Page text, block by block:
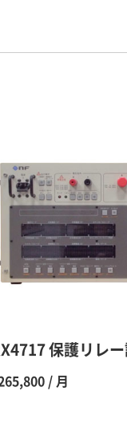
6ヶ
9ヶ月
10ヶ
11ヶ
保護リレ
/ 月